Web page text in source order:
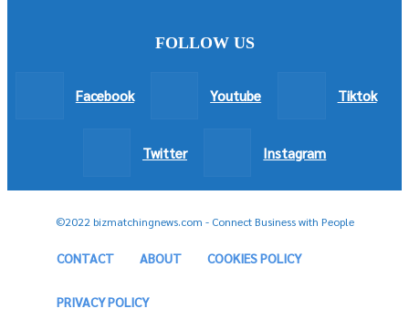
FOLLOW US
Facebook Youtube Tiktok
Twitter Instagram
©2022 bizmatchingnews.com - Connect Business with People
CONTACT ABOUT COOKIES POLICY
PRIVACY POLICY